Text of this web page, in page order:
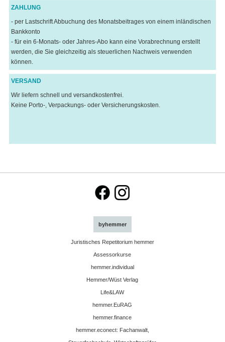
ZAHLUNG
- per Lastschrift Abbuchung des Monatsbeitrages von einem inländischen
Bankkonto
- für ein 6-Monats- oder Jahres-Abo kann eine Vorabrechnung erstellt
werden, die Sie gleichzeitig als steuerlichen Nachweis verwenden
können.
VERSAND
Wir liefern schnell und versandkostenfrei.
Keine Porto-, Verpackungs- oder Versicherungskosten.
byhemmer
Juristisches Repetitorium hemmer
Assessorkurse
hemmer.individual
Hemmer/Wüst Verlag
Life&LAW
hemmer.EuRAG
hemmer.finance
hemmer.econect: Fachanwalt,